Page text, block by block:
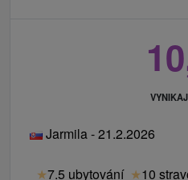
Jarmila - 21.2.2026
★7.5 ubytování ★10